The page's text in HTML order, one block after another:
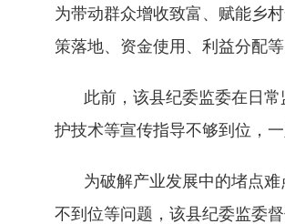
为带动群众增收致富、赋能乡
策落地、资金使用、利益分配
此前，该县纪委监委在日
护技术等宣传指导不够到位，
为破解产业发展中的堵点
不到位等问题，该县纪委监委